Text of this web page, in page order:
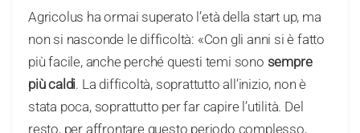
Agricolus ha ormai superato l’età della start up, ma
non si nasconde le difficoltà: «Con gli anni si è fatto
più facile, anche perché questi temi sono sempre
più caldi. La difficoltà, soprattutto all’inizio, non è
stata poca, soprattutto per far capire l’utilità. Del
resto, per affrontare questo periodo complesso,